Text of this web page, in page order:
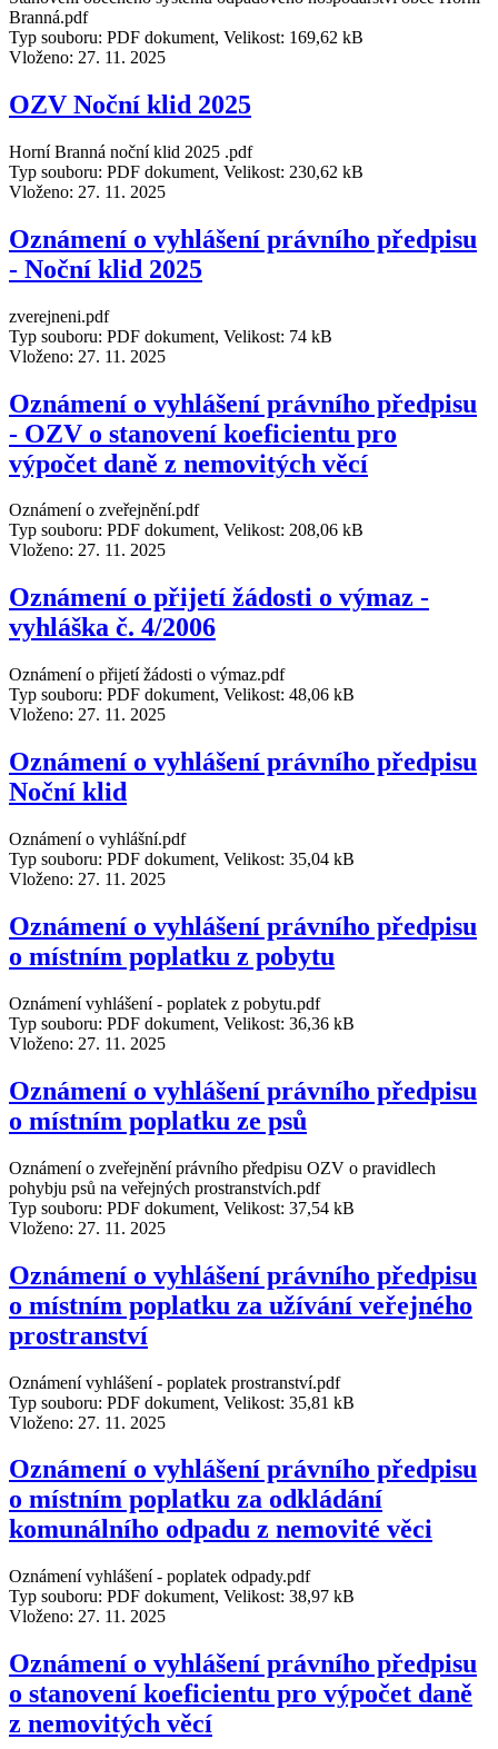
Branná.pdf
Typ souboru: PDF dokument, Velikost: 169,62 kB
Vloženo: 27. 11. 2025
OZV Noční klid 2025
Horní Branná noční klid 2025 .pdf
Typ souboru: PDF dokument, Velikost: 230,62 kB
Vloženo: 27. 11. 2025
Oznámení o vyhlášení právního předpisu
- Noční klid 2025
zverejneni.pdf
Typ souboru: PDF dokument, Velikost: 74 kB
Vloženo: 27. 11. 2025
Oznámení o vyhlášení právního předpisu
- OZV o stanovení koeficientu pro
výpočet daně z nemovitých věcí
Oznámení o zveřejnění.pdf
Typ souboru: PDF dokument, Velikost: 208,06 kB
Vloženo: 27. 11. 2025
Oznámení o přijetí žádosti o výmaz -
vyhláška č. 4/2006
Oznámení o přijetí žádosti o výmaz.pdf
Typ souboru: PDF dokument, Velikost: 48,06 kB
Vloženo: 27. 11. 2025
Oznámení o vyhlášení právního předpisu
Noční klid
Oznámení o vyhlášní.pdf
Typ souboru: PDF dokument, Velikost: 35,04 kB
Vloženo: 27. 11. 2025
Oznámení o vyhlášení právního předpisu
o místním poplatku z pobytu
Oznámení vyhlášení - poplatek z pobytu.pdf
Typ souboru: PDF dokument, Velikost: 36,36 kB
Vloženo: 27. 11. 2025
Oznámení o vyhlášení právního předpisu
o místním poplatku ze psů
Oznámení o zveřejnění právního předpisu OZV o pravidlech
pohybju psů na veřejných prostranstvích.pdf
Typ souboru: PDF dokument, Velikost: 37,54 kB
Vloženo: 27. 11. 2025
Oznámení o vyhlášení právního předpisu
o místním poplatku za užívání veřejného
prostranství
Oznámení vyhlášení - poplatek prostranství.pdf
Typ souboru: PDF dokument, Velikost: 35,81 kB
Vloženo: 27. 11. 2025
Oznámení o vyhlášení právního předpisu
o místním poplatku za odkládání
komunálního odpadu z nemovité věci
Oznámení vyhlášení - poplatek odpady.pdf
Typ souboru: PDF dokument, Velikost: 38,97 kB
Vloženo: 27. 11. 2025
Oznámení o vyhlášení právního předpisu
o stanovení koeficientu pro výpočet daně
z nemovitých věcí